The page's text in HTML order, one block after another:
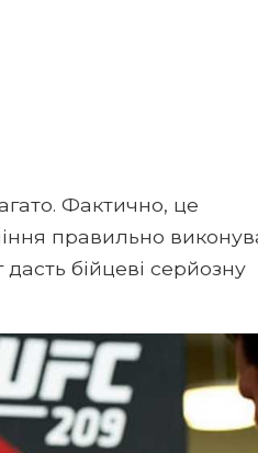
Фактично, це
правильно
бійцеві серйозну